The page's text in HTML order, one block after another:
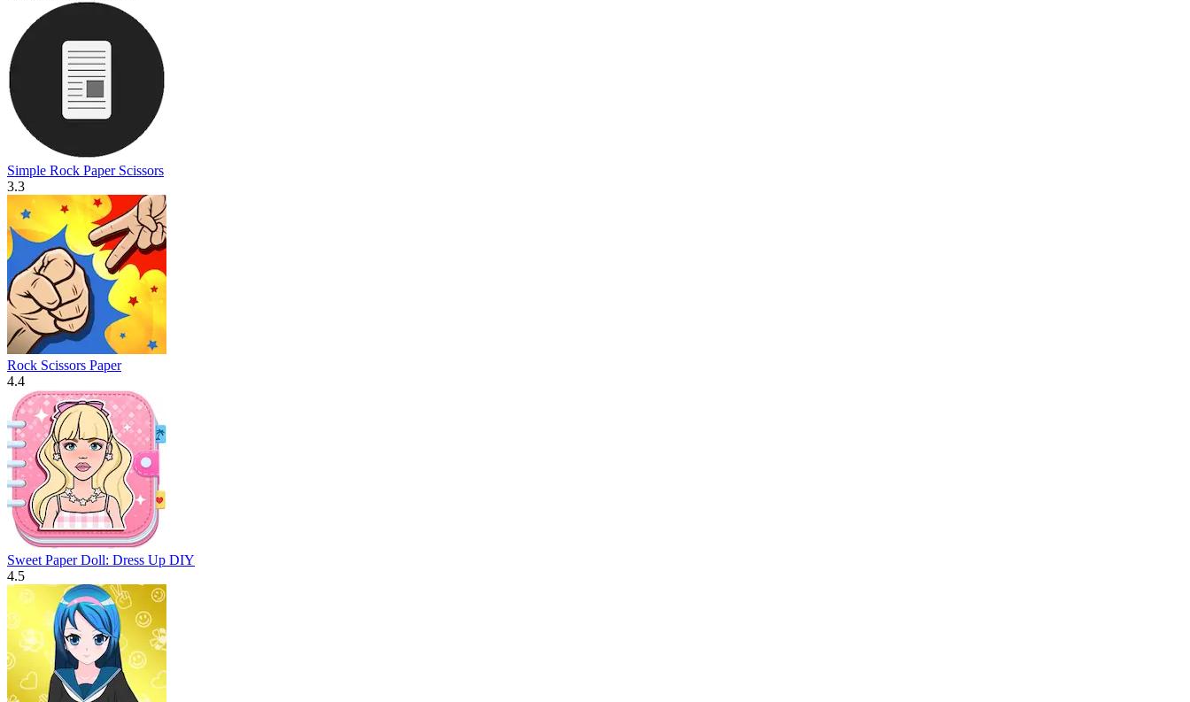
Simple Rock Paper Scissors
3.3
Rock Scissors Paper
4.4
Sweet Paper Doll: Dress Up DIY
4.5